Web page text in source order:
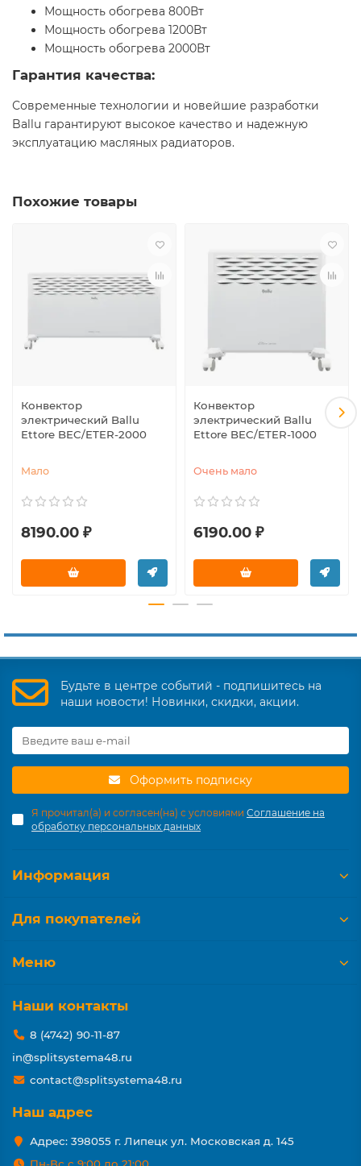
Мощность обогрева 800Вт
Мощность обогрева 1200Вт
Мощность обогрева 2000Вт
Гарантия качества:
Современные технологии и новейшие разработки
Ballu гарантируют высокое качество и надежную
эксплуатацию масляных радиаторов.
Похожие товары
Конвектор
электрический Ballu
Ettore BEC/ETER-2000
Мало
8190.00 ₽
Конвектор
электрический Ballu
Ettore BEC/ETER-1000
Очень мало
6190.00 ₽
Будьте в центре событий - подпишитесь на
наши новости! Новинки, скидки, акции.
Оформить подписку
Я прочитал(а) и согласен(на) с условиями Соглашение на
обработку персональных данных
Информация
Для покупателей
Меню
Наши контакты
8 (4742) 90-11-87
in@splitsystema48.ru
contact@splitsystema48.ru
Наш адрес
Адрес: 398055 г. Липецк ул. Московская д. 145